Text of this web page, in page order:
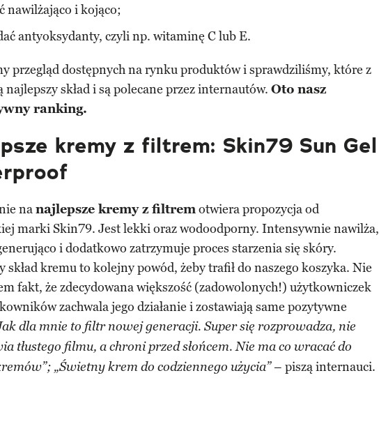
nawilżająco i kojąco;
antyoksydanty, czyli np. witaminę C lub E.
przegląd dostępnych na rynku produktów i sprawdziliśmy, które z
najlepszy skład i są polecane przez internautów. Oto nasz
ranking.
kremy z filtrem: Skin79 Sun Gel
nanajlepsze kremy z filtremotwiera propozycja od
marki Skin79. Jest lekki oraz wodoodporny. Intensywnie nawilża,
i dodatkowo zatrzymuje proces starzenia się skóry.
skład kremu to kolejny powód, żeby trafił do naszego koszyka. Nie
fakt, że zdecydowana większość (zadowolonych!) użytkowniczek
zachwala jego działanie i zostawiają same pozytywne
dla mnie to filtr nowej generacji. Super się rozprowadza, nie
tłustego filmu, a chroni przed słońcem. Nie ma co wracać do
„Świetny krem do codziennego użycia”– piszą internauci.